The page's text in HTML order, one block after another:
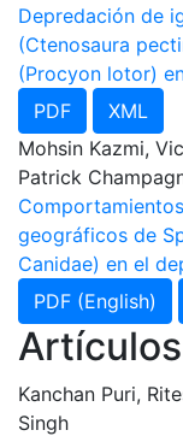
Depredación de
(Ctenosaura
(Procyon lotor)
PDF
XML
Mohsin Kazmi,
Patrick
geográficos de
Canidae) en el
PDF (English)
Artículos
Kanchan Puri,
Singh